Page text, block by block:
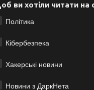
ви хотіли читати на
Політика
Кібербезпека
Хакерські новини
Новини з ДаркНета